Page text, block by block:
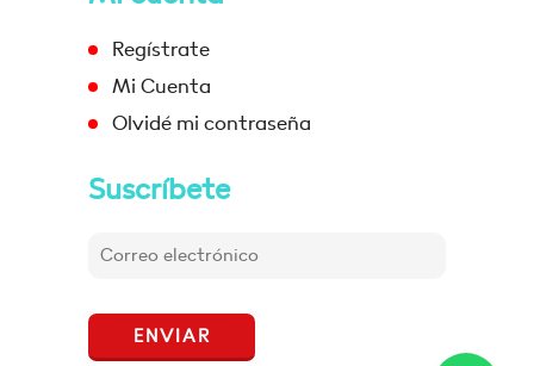
Regístrate
Mi Cuenta
Olvidé mi contraseña
Suscríbete
ENVIAR